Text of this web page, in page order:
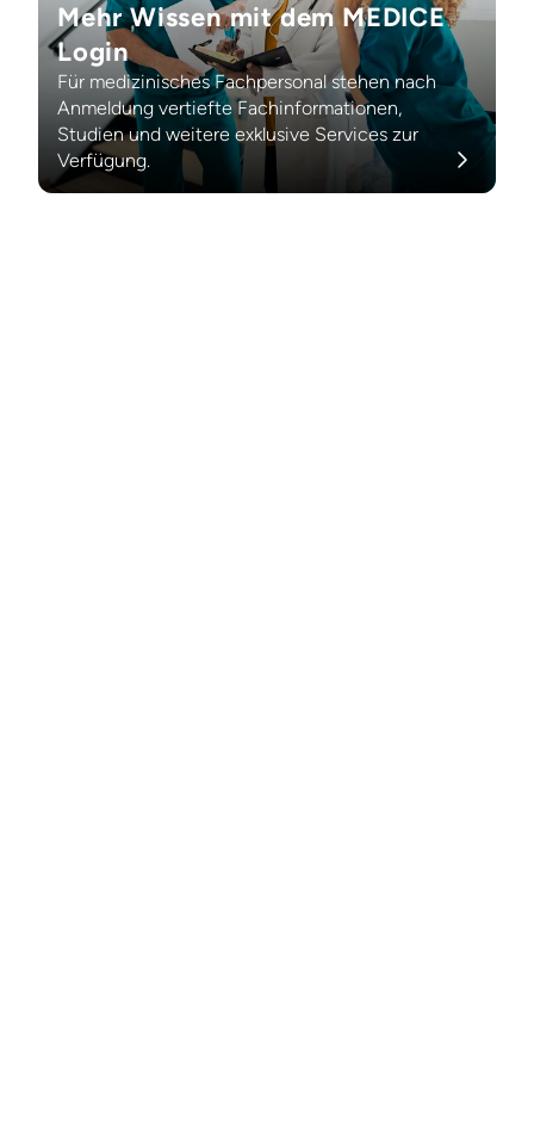
Mehr Wissen mit dem MEDICE
Login
Für medizinisches Fachpersonal stehen nach
Anmeldung vertiefte Fachinformationen,
Studien und weitere exklusive Services zur
Verfügung.